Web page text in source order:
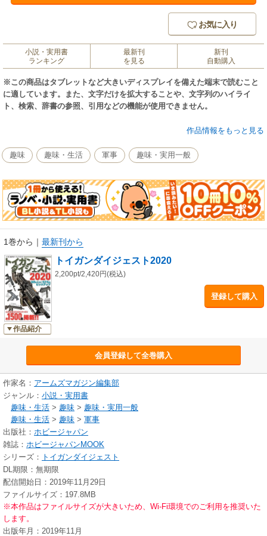
お気に入り
小説・実用書
ランキング
最新刊
を見る
新刊
自動購入
※この商品はタブレットなど大きいディスプレイを備えた端末で読むこと
に適しています。また、文字だけを拡大することや、文字列のハイライ
ト、検索、辞書の参照、引用などの機能が使用できません。
発刊から10年以上経ち、毎年恒例となっているトイガンダイジェスト。
ン、モデルガンあわせて1800挺以上を予定です。特集コーナーを追加し、
現在のトレンドになっている機種やカテゴリーを比較形式でより詳しく解
アップでは、ディテール解説に加えて実射インプレッションも掲載。また
既存商品を集めたオールカタログコーナーでは、すでに掲載済の商品はも
ちろん、未掲載商品も可能な限り掲載します。【コンテンツ】●2020年注
イフル/ハンドガン/U18)●最新モデルガンピックアップ●モデルガンオール
カタログ(ライフル/ハンドガン)
作品情報をもっと見る
趣味 趣味・生活 軍事 趣味・実用一般
1巻から ｜ 最新刊から
作品紹介
トイガンダイジェスト2020
2,200pt/2,420円(税込)
登録して購入
会員登録して全巻購入
作家名： アームズマガジン編集部
ジャンル： 小説・実用書
趣味・生活 > 趣味 > 趣味・実用一般
趣味・生活 > 趣味 > 軍事
出版社： ホビージャパン
雑誌： ホビージャパンMOOK
シリーズ： トイガンダイジェスト
DL期限：無期限
配信開始日：2019年11月29日
ファイルサイズ：197.8MB
※本作品はファイルサイズが大きいため、Wi-Fi環境でのご利用を推奨いた
します。
出版年月：2019年11月